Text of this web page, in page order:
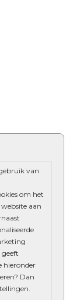
van
om het
aan
geeft
hieronder
Dan